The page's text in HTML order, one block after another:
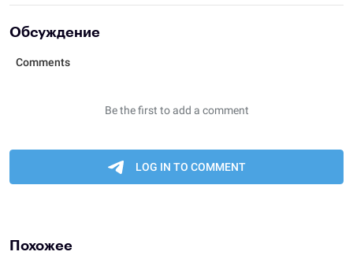
Обсуждение
Похожее